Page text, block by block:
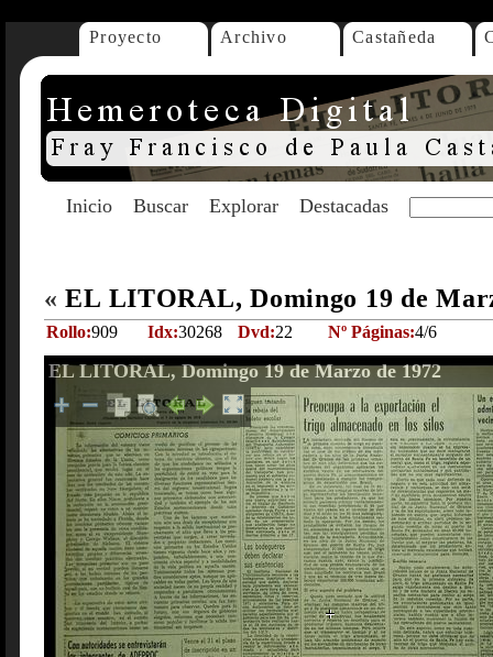
Proyecto Archivo Castañeda
Inicio Buscar Explorar Destacadas
« EL LITORAL, Domingo 19 de
Rollo:909 Idx:30268 Dvd:22 Nº Páginas:4/6
EL LITORAL, Domingo 19 de Marzo de 1972